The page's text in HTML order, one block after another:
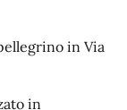
in Via
in